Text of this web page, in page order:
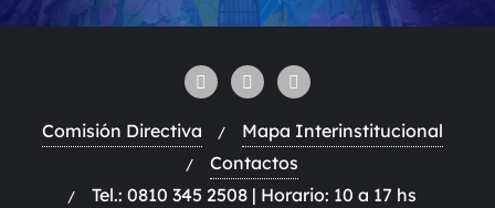
Comisión Directiva
Mapa Interinstitucional
Contactos
Tel.: 0810 345 2508 | Horario: 10 a 17 hs